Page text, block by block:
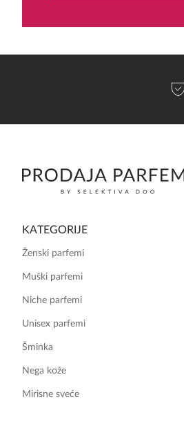
KATEGORIJE
Ženski parfemi
Muški parfemi
Niche parfemi
Unisex parfemi
Šminka
Nega kože
Mirisne sveće